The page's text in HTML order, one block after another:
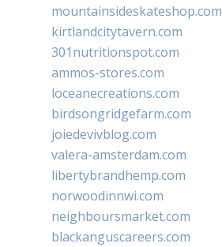
mountainsideskateshop.com
kirtlandcitytavern.com
301nutritionspot.com
ammos-stores.com
loceanecreations.com
birdsongridgefarm.com
joiedevivblog.com
valera-amsterdam.com
libertybrandhemp.com
norwoodinnwi.com
neighboursmarket.com
blackanguscareers.com